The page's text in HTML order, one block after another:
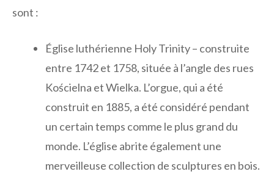
sont :
Église luthérienne Holy Trinity – construite
entre 1742 et 1758, située à l’angle des rues
Kościelna et Wielka. L’orgue, qui a été
construit en 1885, a été considéré pendant
un certain temps comme le plus grand du
monde. L’église abrite également une
merveilleuse collection de sculptures en bois.